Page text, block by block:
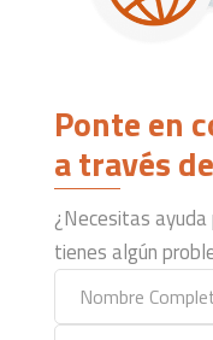
Ponte en
a través
¿Necesitas ayuda
tienes algún